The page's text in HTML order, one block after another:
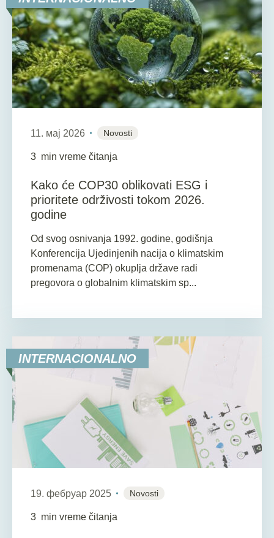
11. мај 2026 Novosti
3 min vreme čitanja
Kako će COP30 oblikovati ESG i
prioritete održivosti tokom 2026.
godine
Od svog osnivanja 1992. godine, godišnja
Konferencija Ujedinjenih nacija o klimatskim
promenama (COP) okuplja države radi
pregovora o globalnim klimatskim sp...
INTERNACIONALNO
19. фебруар 2025 Novosti
3 min vreme čitanja